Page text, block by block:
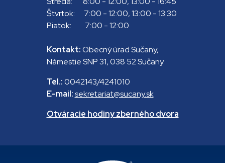
Štvrtok: 7:00 - 12:00, 13:00 - 13:30
Piatok: 7:00 - 12:00
Kontakt:Obecný úrad Sučany,
Námestie SNP 31, 038 52 Sučany
Tel.:0042143/4241010
E-mail:sekretariat@sucany.sk
Otváracie hodiny zberného dvora